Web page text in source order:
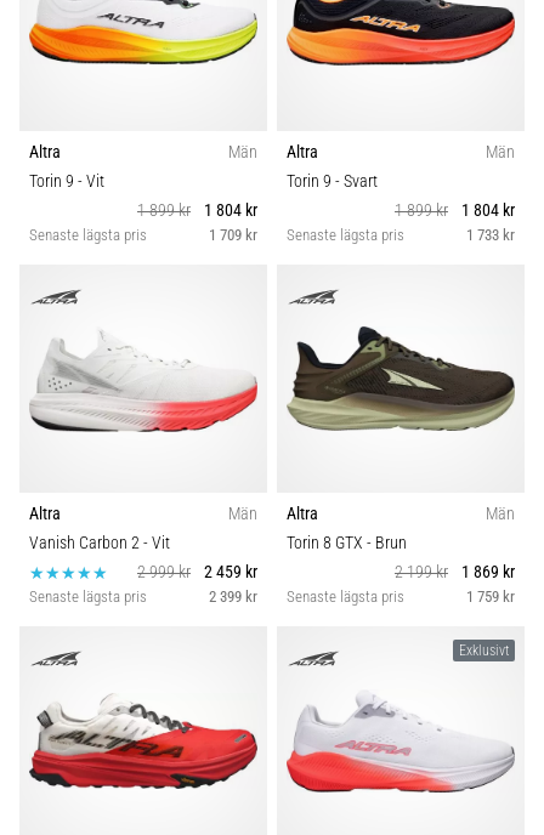
Altra
Män
Torin 9 - Vit
1 899 kr
1 804 kr
Senaste lägsta pris 1 709 kr
Altra
Män
Torin 9 - Svart
1 899 kr
1 804 kr
Senaste lägsta pris 1 733 kr
Altra
Män
Vanish Carbon 2- Vit
2 999 kr
2 459 kr
Senaste lägsta pris 2 399 kr
Altra
Män
Torin 8 GTX - Brun
2 199 kr
1 869 kr
Senaste lägsta pris 1 759 kr
Exklusivt